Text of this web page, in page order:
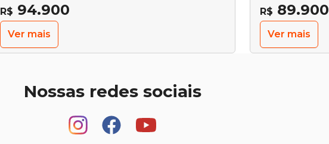
R$ 94.900
Ver mais
R$ 89.900
Ver mais
Nossas redes sociais